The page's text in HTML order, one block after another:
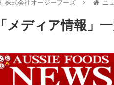
株式会社オージーフーズ ニ
「 メディア情報 」